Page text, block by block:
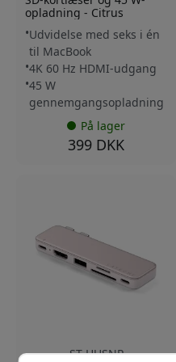
opladning - Citrus
Udvidelse med seks i én
til MacBook
4K 60 Hz HDMI-udgang
45 W
gennemgangsopladning
På lager
399 DKK
ST-HUSNP